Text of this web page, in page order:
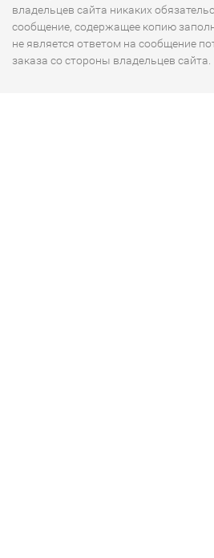
владельцев сайта никаких
сообщение, содержащее копию
не является ответом на сообщение
заказа со стороны владельцев сайта.